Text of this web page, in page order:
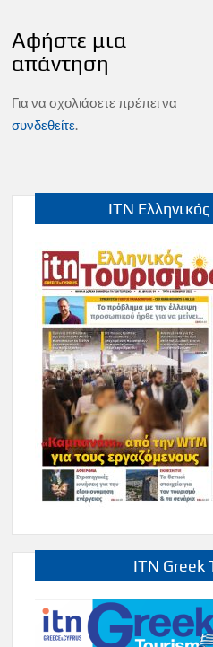
Αφήστε μια
απάντηση
Για να σχολιάσετε πρέπει να
συνδεθείτε.
ITN
ITN Greek